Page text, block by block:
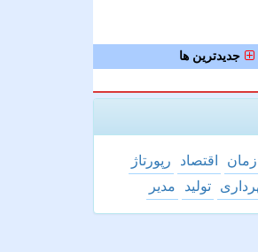
جدیدترین ها
اقتصاد
رپورتاژ
تولید مدیر